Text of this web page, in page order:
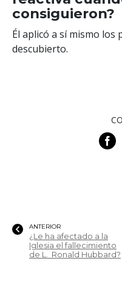
consiguieron?
Él aplicó a sí mismo los
descubierto.
ANTERIOR
¿Le ha afectado a la
Iglesia el fallecimiento
de L. Ronald Hubbard?